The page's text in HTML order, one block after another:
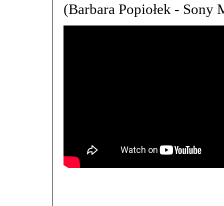
(Barbara Popiołek - Sony